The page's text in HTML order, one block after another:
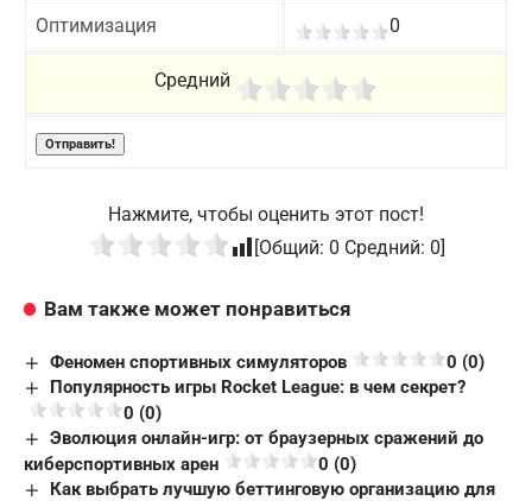
Оптимизация 0
Средний
Нажмите, чтобы оценить этот пост!
[Общий: 0 Средний: 0]
Вам также может понравиться
Феномен спортивных симуляторов
0 (0)
Популярность игры Rocket League: в чем секрет?
0 (0)
Эволюция онлайн-игр: от браузерных сражений до
киберспортивных арен
0 (0)
Как выбрать лучшую беттинговую организацию для